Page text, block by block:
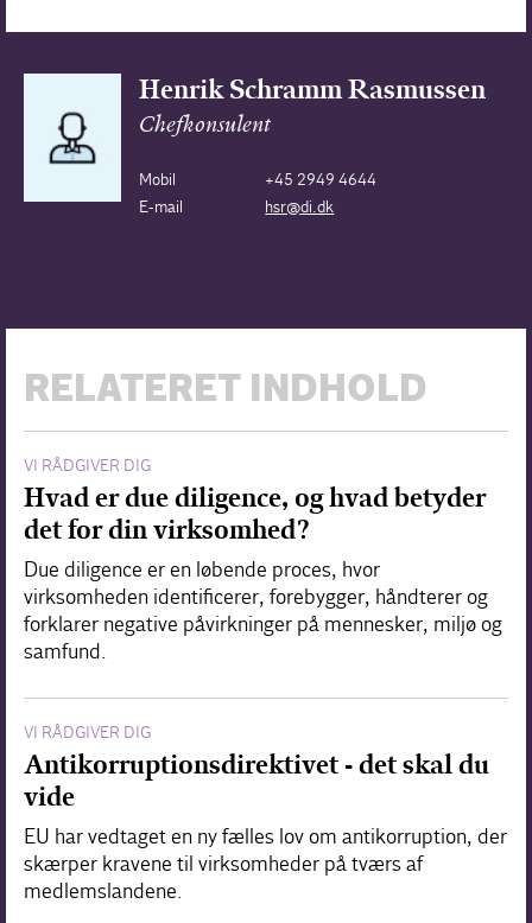
Henrik Schramm Rasmussen
Chefkonsulent
Mobil
+45 2949 4644
E-mail
hsr@di.dk
RELATERET INDHOLD
VI RÅDGIVER DIG
Hvad er due diligence, og hvad betyder
det for din virksomhed?
Due diligence er en løbende proces, hvor
virksomheden identificerer, forebygger, håndterer og
forklarer negative påvirkninger på mennesker, miljø og
samfund.
VI RÅDGIVER DIG
Antikorruptionsdirektivet - det skal du
vide
EU har vedtaget en ny fælles lov om antikorruption, der
skærper kravene til virksomheder på tværs af
medlemslandene.